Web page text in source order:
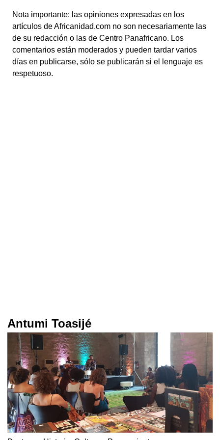
Nota importante: las opiniones expresadas en los
artículos de Africanidad.com no son necesariamente las
de su redacción o las de Centro Panafricano. Los
comentarios están moderados y pueden tardar varios
días en publicarse, sólo se publicarán si el lenguaje es
respetuoso.
Antumi Toasijé